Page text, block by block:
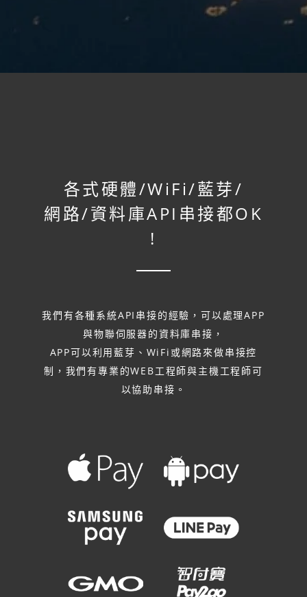
各式硬體/WiFi/藍芽/
網路/資料庫API串接都OK
!
我們有各種系統API串接的經驗，可以處理APP
與物聯伺服器的資料庫串接，
APP可以利用藍芽、WiFi或網路來做串接控
制，我們有專業的WEB工程師與主機工程師可
以協助串接。